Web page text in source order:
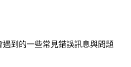
到的一些常見錯誤訊息與問題